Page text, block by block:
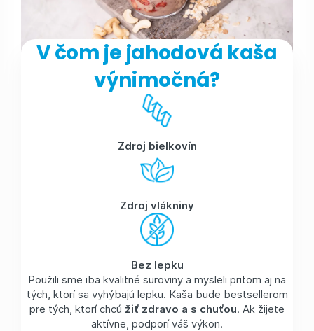
V čom je jahodová kaša
výnimočná?
Zdroj bielkovín
Zdroj vlákniny
Bez lepku
Použili sme iba kvalitné suroviny a mysleli pritom aj na
tých, ktorí sa vyhýbajú lepku. Kaša bude bestsellerom
pre tých, ktorí chcú žiť zdravo a s chuťou. Ak žijete
aktívne, podporí váš výkon.